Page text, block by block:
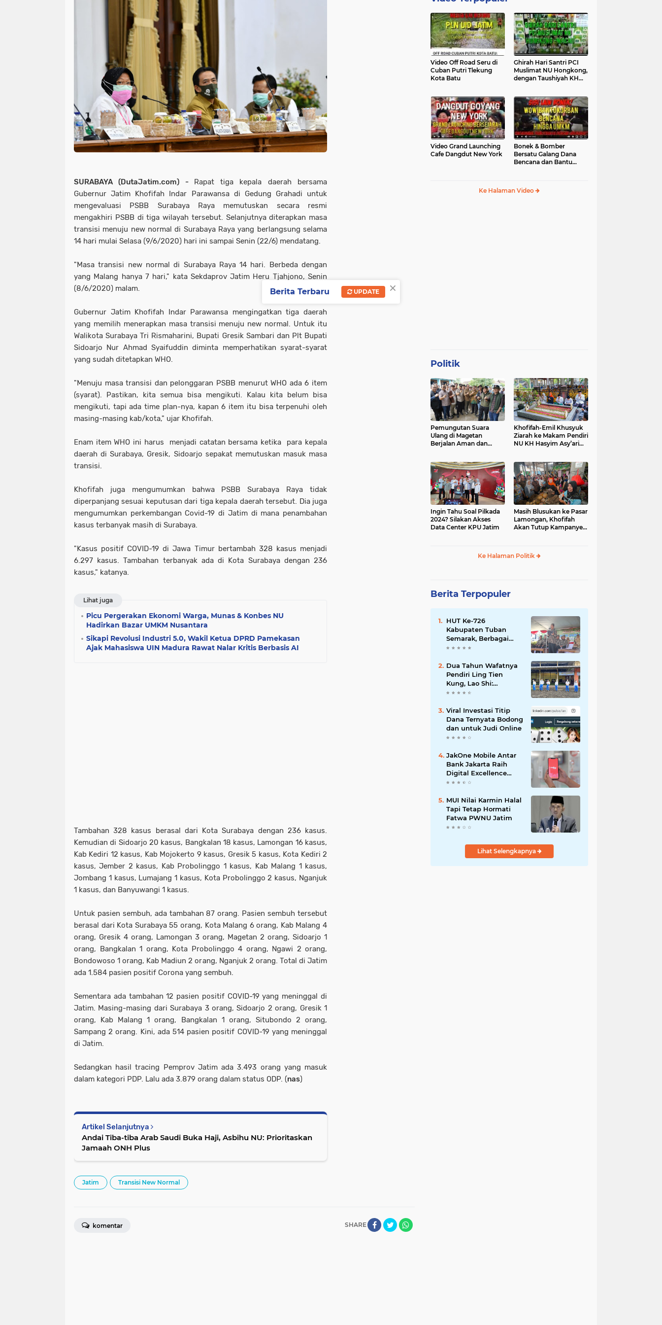
SURABAYA (DutaJatim.com) - Rapat tiga kepala daerah bersama
Gubernur Jatim Khofifah Indar Parawansa di Gedung Grahadi untuk
mengevaluasi PSBB Surabaya Raya memutuskan secara resmi
mengakhiri PSBB di tiga wilayah tersebut. Selanjutnya diterapkan masa
transisi menuju new normal di Surabaya Raya yang berlangsung selama
14 hari mulai Selasa (9/6/2020) hari ini sampai Senin (22/6) mendatang.
"Masa transisi new normal di Surabaya Raya 14 hari. Berbeda dengan
yang Malang hanya 7 hari," kata Sekdaprov Jatim Heru Tjahjono, Senin
(8/6/2020) malam.
Gubernur Jatim Khofifah Indar Parawansa mengingatkan tiga daerah
yang memilih menerapkan masa transisi menuju new normal. Untuk itu
Walikota Surabaya Tri Rismaharini, Bupati Gresik Sambari dan Plt Bupati
Sidoarjo Nur Ahmad Syaifuddin diminta memperhatikan syarat-syarat
yang sudah ditetapkan WHO.
"Menuju masa transisi dan pelonggaran PSBB menurut WHO ada 6 item
(syarat). Pastikan, kita semua bisa mengikuti. Kalau kita belum bisa
mengikuti, tapi ada time plan-nya, kapan 6 item itu bisa terpenuhi oleh
masing-masing kab/kota," ujar Khofifah.
Enam item WHO ini harus menjadi catatan bersama ketika para kepala
daerah di Surabaya, Gresik, Sidoarjo sepakat memutuskan masuk masa
transisi.
Khofifah juga mengumumkan bahwa PSBB Surabaya Raya tidak
diperpanjang sesuai keputusan dari tiga kepala daerah tersebut. Dia juga
mengumumkan perkembangan Covid-19 di Jatim di mana penambahan
kasus terbanyak masih di Surabaya.
"Kasus positif COVID-19 di Jawa Timur bertambah 328 kasus menjadi
6.297 kasus. Tambahan terbanyak ada di Kota Surabaya dengan 236
kasus," katanya.
Lihat juga
Picu Pergerakan Ekonomi Warga, Munas & Konbes NU
Hadirkan Bazar UMKM Nusantara
Sikapi Revolusi Industri 5.0, Wakil Ketua DPRD Pamekasan
Ajak Mahasiswa UIN Madura Rawat Nalar Kritis Berbasis AI
Tambahan 328 kasus berasal dari Kota Surabaya dengan 236 kasus.
Kemudian di Sidoarjo 20 kasus, Bangkalan 18 kasus, Lamongan 16 kasus,
Kab Kediri 12 kasus, Kab Mojokerto 9 kasus, Gresik 5 kasus, Kota Kediri 2
kasus, Jember 2 kasus, Kab Probolinggo 1 kasus, Kab Malang 1 kasus,
Jombang 1 kasus, Lumajang 1 kasus, Kota Probolinggo 2 kasus, Nganjuk
1 kasus, dan Banyuwangi 1 kasus.
Untuk pasien sembuh, ada tambahan 87 orang. Pasien sembuh tersebut
berasal dari Kota Surabaya 55 orang, Kota Malang 6 orang, Kab Malang 4
orang, Gresik 4 orang, Lamongan 3 orang, Magetan 2 orang, Sidoarjo 1
orang, Bangkalan 1 orang, Kota Probolinggo 4 orang, Ngawi 2 orang,
Bondowoso 1 orang, Kab Madiun 2 orang, Nganjuk 2 orang. Total di Jatim
ada 1.584 pasien positif Corona yang sembuh.
Sementara ada tambahan 12 pasien positif COVID-19 yang meninggal di
Jatim. Masing-masing dari Surabaya 3 orang, Sidoarjo 2 orang, Gresik 1
orang, Kab Malang 1 orang, Bangkalan 1 orang, Situbondo 2 orang,
Sampang 2 orang. Kini, ada 514 pasien positif COVID-19 yang meninggal
di Jatim.
Sedangkan hasil tracing Pemprov Jatim ada 3.493 orang yang masuk
dalam kategori PDP. Lalu ada 3.879 orang dalam status ODP. (nas)
Artikel Selanjutnya
Andai Tiba-tiba Arab Saudi Buka Haji, Asbihu NU: Prioritaskan
Jamaah ONH Plus
Jatim Transisi New Normal
SHARE
komentar
Video Off Road Seru di
Cuban Putri Tlekung
Kota Batu
Ghirah Hari Santri PCI
Muslimat NU Hongkong,
dengan Taushiyah KH
Video Grand Launching
Cafe Dangdut New York
Bonek & Bomber
Bersatu Galang Dana
Bencana dan Bantu
Ke Halaman Video
Politik
Pemungutan Suara
Ulang di Magetan
Berjalan Aman dan
Khofifah-Emil Khusyuk
Ziarah ke Makam Pendiri
NU KH Hasyim Asy’ari
Ingin Tahu Soal Pilkada
2024? Silakan Akses
Data Center KPU Jatim
Masih Blusukan ke Pasar
Lamongan, Khofifah
Akan Tutup Kampanye
Ke Halaman Politik
Berita Terpopuler
HUT Ke-726
Kabupaten Tuban
Semarak, Berbagai
Prestasinya Pun
Dua Tahun Wafatnya
Pendiri Ling Tien
Kung, Lao Shi:
Amanah Harus Kita
Viral Investasi Titip
Dana Ternyata Bodong
dan untuk Judi Online
JakOne Mobile Antar
Bank Jakarta Raih
Digital Excellence
Awards 2026
MUI Nilai Karmin Halal
Tapi Tetap Hormati
Fatwa PWNU Jatim
Lihat Selengkapnya
×
Berita Terbaru UPDATE